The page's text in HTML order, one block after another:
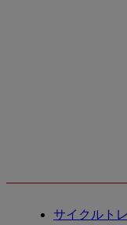
サイクルト